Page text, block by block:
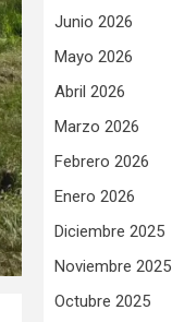
Junio 2026
Mayo 2026
Abril 2026
Marzo 2026
Febrero 2026
Enero 2026
Diciembre 2025
Noviembre 2025
Octubre 2025